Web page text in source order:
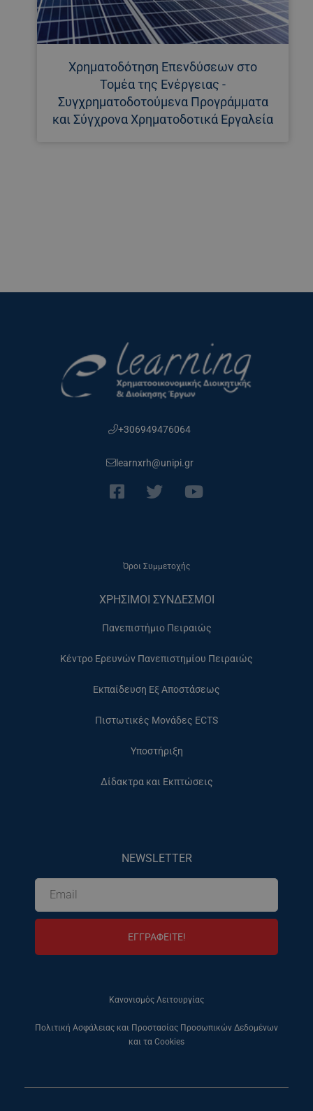
Χρηματοδότηση Επενδύσεων στο
Τομέα της Ενέργειας -
Συγχρηματοδοτούμενα Προγράμματα
και Σύγχρονα Χρηματοδοτικά Εργαλεία
+306949476064
learnxrh@unipi.gr
Όροι Συμμετοχής
ΧΡΗΣΙΜΟΙ ΣΥΝΔΕΣΜΟΙ
Πανεπιστήμιο Πειραιώς
Κέντρο Ερευνών Πανεπιστημίου Πειραιώς
Εκπαίδευση Εξ Αποστάσεως
Πιστωτικές Μονάδες ECTS
Υποστήριξη
Δίδακτρα και Εκπτώσεις
NEWSLETTER
ΕΓΓΡΑΦΕΙΤΕ!
Κανονισμός Λειτουργίας
Πολιτική Ασφάλειας και Προστασίας Προσωπικών Δεδομένων
και τα Cookies